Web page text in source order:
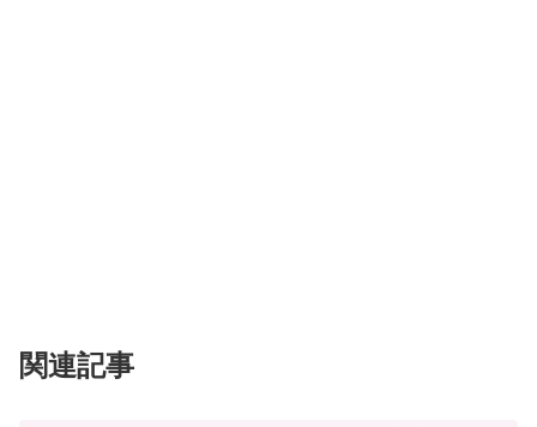
関連記事